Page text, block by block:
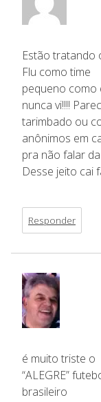
Estão tratando
Flu como time
pequeno como
nunca vi!!!!
tarimbado ou
anônimos em
pra não falar
Desse jeito cai
Responder
é muito triste o
“ALEGRE”
brasileiro